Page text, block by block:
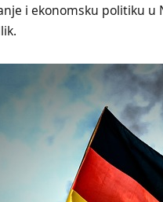
i ekonomsku politiku